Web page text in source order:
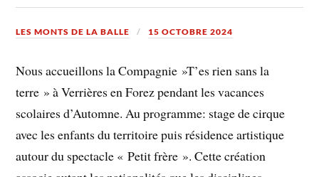
LES MONTS DE LA BALLE 15 OCTOBRE 2024
Nous accueillons la Compagnie »T’es rien sans la
terre » à Verrières en Forez pendant les vacances
scolaires d’Automne. Au programme: stage de cirque
avec les enfants du territoire puis résidence artistique
autour du spectacle « Petit frère ». Cette création